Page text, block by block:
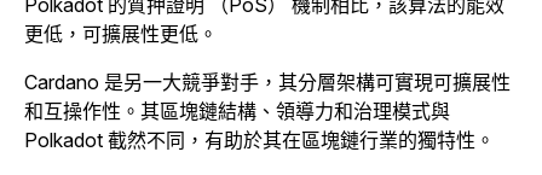
Polkadot 的質押證明 （PoS） 機制相比，該算法的能效
更低，可擴展性更低。
Cardano 是另一大競爭對手，其分層架構可實現可擴展性
和互操作性。其區塊鏈結構、領導力和治理模式與
Polkadot 截然不同，有助於其在區塊鏈行業的獨特性。